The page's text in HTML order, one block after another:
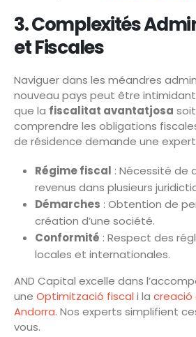
3. Complexités
et Fiscales
Naviguer dans les méandres
nouveau pays peut être
que la fiscalitat avantatjosa
comprendre les obligations
de résidence demande une
Régime fiscal : Nécessité de
revenus dans plusieurs
Démarches : Obtention de
création d’une société.
Conformité : Respect des
locales et internationales.
AND Capital excelle dans
une Optimització fiscal i la creació
Andorra. Nos experts simplifient
vous.